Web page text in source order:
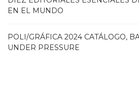
EN EL MUNDO
POLI/GRÁFICA 2024 CATÁLOGO,
UNDER PRESSURE